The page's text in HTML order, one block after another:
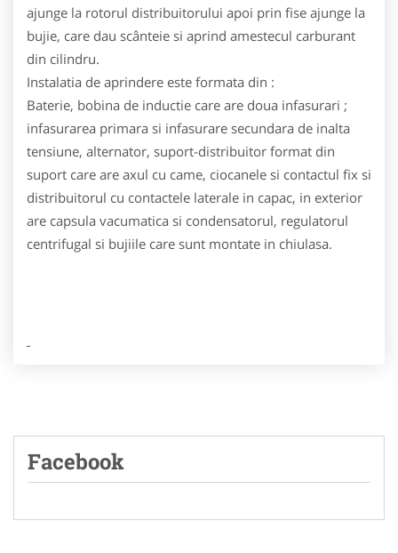
ajunge la rotorul distribuitorului apoi prin fise ajunge la
bujie, care dau scânteie si aprind amestecul carburant
din cilindru.
Instalatia de aprindere este formata din :
Baterie, bobina de inductie care are doua infasurari ;
infasurarea primara si infasurare secundara de inalta
tensiune, alternator, suport-distribuitor format din
suport care are axul cu came, ciocanele si contactul fix si
distribuitorul cu contactele laterale in capac, in exterior
are capsula vacumatica si condensatorul, regulatorul
centrifugal si bujiile care sunt montate in chiulasa.
Facebook